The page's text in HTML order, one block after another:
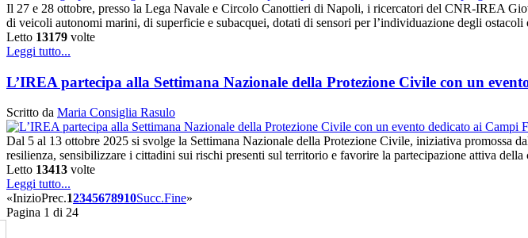
Il 27 e 28 ottobre, presso la Lega Navale e Circolo Canottieri di Napoli, i ricercatori del CNR-IREA
di veicoli autonomi marini, di superficie e subacquei, dotati di sensori per l’individuazione degli
Letto 13179 volte
Leggi tutto...
L’IREA partecipa alla Settimana Nazionale della Protezione Civile con un
Scritto da Maria Consiglia Rasulo
Dal 5 al 13 ottobre 2025 si svolge la Settimana Nazionale della Protezione Civile, iniziativa promossa
resilienza, sensibilizzare i cittadini sui rischi presenti sul territorio e favorire la partecipazione attiva
Letto 13413 volte
Leggi tutto...
«InizioPrec.12345678910Succ.Fine»
Pagina 1 di 24